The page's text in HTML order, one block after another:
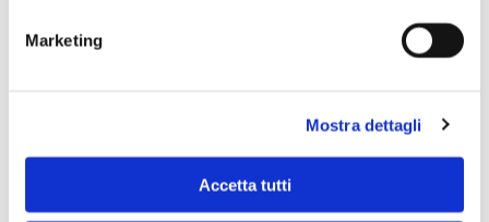
Marketing
Mostra dettagli
Accetta tutti